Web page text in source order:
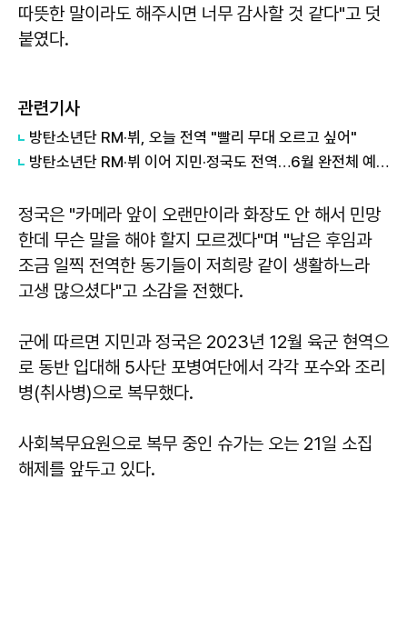
따뜻한 말이라도 해주시면 너무 감사할 것 같다"고 덧
붙였다.
관련기사
방탄소년단 RM·뷔, 오늘 전역 "빨리 무대 오르고 싶어"
방탄소년단 RM·뷔 이어 지민·정국도 전역…6월 완전체 예고
정국은 "카메라 앞이 오랜만이라 화장도 안 해서 민망
한데 무슨 말을 해야 할지 모르겠다"며 "남은 후임과
조금 일찍 전역한 동기들이 저희랑 같이 생활하느라
고생 많으셨다"고 소감을 전했다.
군에 따르면 지민과 정국은 2023년 12월 육군 현역으
로 동반 입대해 5사단 포병여단에서 각각 포수와 조리
병(취사병)으로 복무했다.
사회복무요원으로 복무 중인 슈가는 오는 21일 소집
해제를 앞두고 있다.